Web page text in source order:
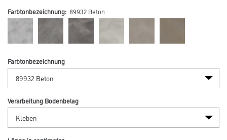
Farbtonbezeichnung: 89932 Beton
Farbtonbezeichnung
Verarbeitung Bodenbelag